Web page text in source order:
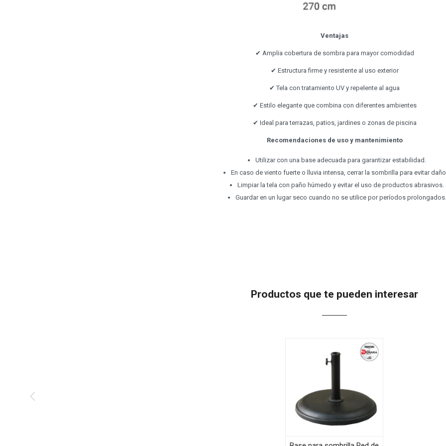
Ventajas
✔ Amplia cobertura de sombra para mayor comodidad
✔ Estructura firme y resistente al uso exterior
✔ Tela con tratamiento UV y repelente al agua
✔ Estilo elegante que combina con diferentes ambientes
✔ Ideal para terrazas, patios, jardines o zonas de piscina
Recomendaciones de uso y mantenimiento
Utilizar con una base adecuada para garantizar estabilidad.
En caso de viento fuerte o lluvia intensa, cerrar la sombrilla para evitar
Limpiar la tela con paño húmedo y evitar el uso de productos abrasivos.
Guardar en un lugar seco cuando no se utilice por períodos prolongados.
Productos que te pueden interesar